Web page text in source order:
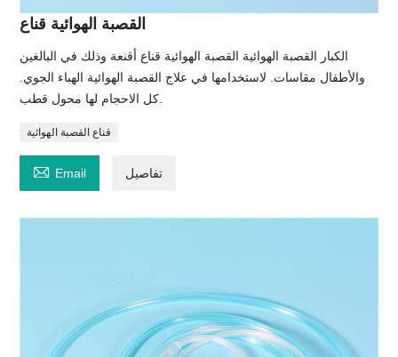
القصبة الهوائية قناع
الكبار القصبة الهوائية القصبة الهوائية قناع أقنعة وذلك في البالغين
والأطفال مقاسات. لاستخدامها في علاج القصبة الهوائية الهباء الجوي.
قناع القصبة الهوائية
 Email تفاصيل